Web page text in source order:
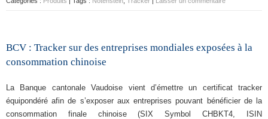
BCV : Tracker sur des entreprises mondiales exposées à la
consommation chinoise
La Banque cantonale Vaudoise vient d’émettre un certificat tracker
équipondéré afin de s’exposer aux entreprises pouvant bénéficier de la
consommation finale chinoise (SIX Symbol CHBKT4, ISIN